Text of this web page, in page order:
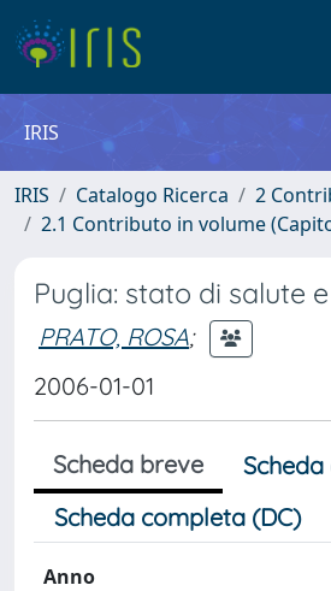
IRIS
IRIS Catalogo Ricerca
2
2.1 Contributo in volume
Puglia: stato di salute
PRATO, ROSA;
2006-01-01
Scheda breve
Scheda completa (DC)
Anno